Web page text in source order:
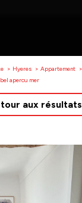
Hyeres Appartement
apercu mer
aux résultats